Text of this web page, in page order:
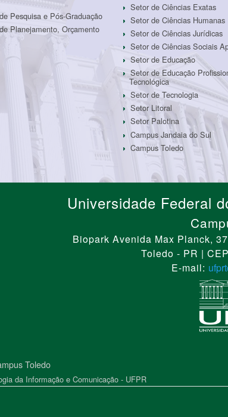
Pesquisa e Pós-Graduação
Planejamento, Orçamento
Setor de Ciências Exatas
Setor de Ciências Humanas
Setor de Ciências Jurídicas
Setor de Ciências Sociais
Setor de Educação
Setor de Educação
Tecnológica
Setor de Tecnologia
Setor Litoral
Setor Palotina
Campus Jandaia do Sul
Campus Toledo
Universidade Federal
Biopark Avenida Max Planck,
Toledo - PR |
E-mail:
Toledo
da Informação e Comunicação - UFPR